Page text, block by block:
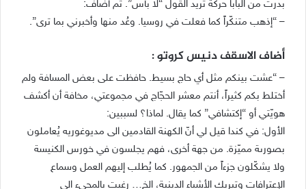
بدرت من البابا حركة تريد القول “لا بأس”. ثم أضاف:
– “إذهب متنكّراً كما فعلت في روسيا. وعُد منها وأخبرني بما ترى”.
أضاف الاسقف دنيس كروتو :
– “عشت بينكم مثل أي حاج بسيط. حافظت على بعض المسافة ولم
أختلط بكم كثيراً، أنتم معشر الحجّاج في مجموعتي، مخافة أن أكشف
هويّتي أو “إكتشافي” كما يقال. لماذا؟ لسببين:
الأول: في كندا قيل لي أنّ الكهنة القادمين الى مديوغوريه يُعاملون
بصورىة مميّزة. من جهة أخرى، فهم يجلسون في خورس الكنيسة
ولا يشكّلون جزءاً من الجمهور. كما يُطلب إليهم العمل وسماع
الإعترافات وتبريك الأشياء الدينية، الخ… رغبت بالمجيء الى